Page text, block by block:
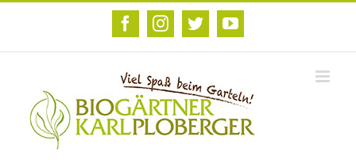
Zum
FacebookInstagram
TwitterYouTube